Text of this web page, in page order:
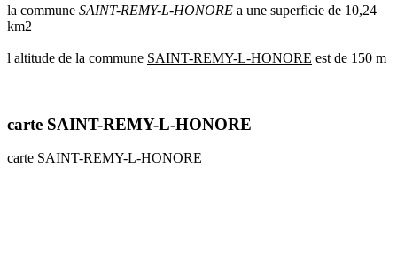
yvelines
radar
la commune SAINT-REMY-L-HONORE a une superficie de 10,24
km2
l altitude de la commune SAINT-REMY-L-HONORE est de 150 m
carte SAINT-REMY-L-HONORE
carte SAINT-REMY-L-HONORE